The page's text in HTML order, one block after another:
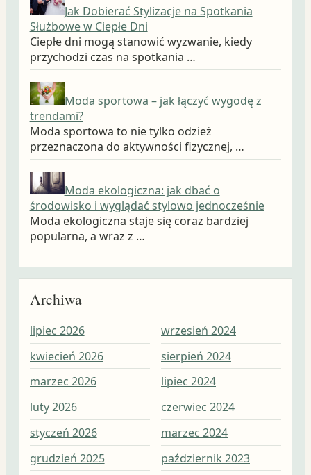
Jak Dobierać Stylizacje na Spotkania
Służbowe w Ciepłe Dni
Ciepłe dni mogą stanowić wyzwanie, kiedy
przychodzi czas na spotkania …
Moda sportowa – jak łączyć wygodę z
trendami?
Moda sportowa to nie tylko odzież
przeznaczona do aktywności fizycznej, …
Moda ekologiczna: jak dbać o
środowisko i wyglądać stylowo jednocześnie
Moda ekologiczna staje się coraz bardziej
popularna, a wraz z …
Archiwa
lipiec 2026
kwiecień 2026
marzec 2026
luty 2026
styczeń 2026
grudzień 2025
wrzesień 2024
sierpień 2024
lipiec 2024
czerwiec 2024
marzec 2024
październik 2023